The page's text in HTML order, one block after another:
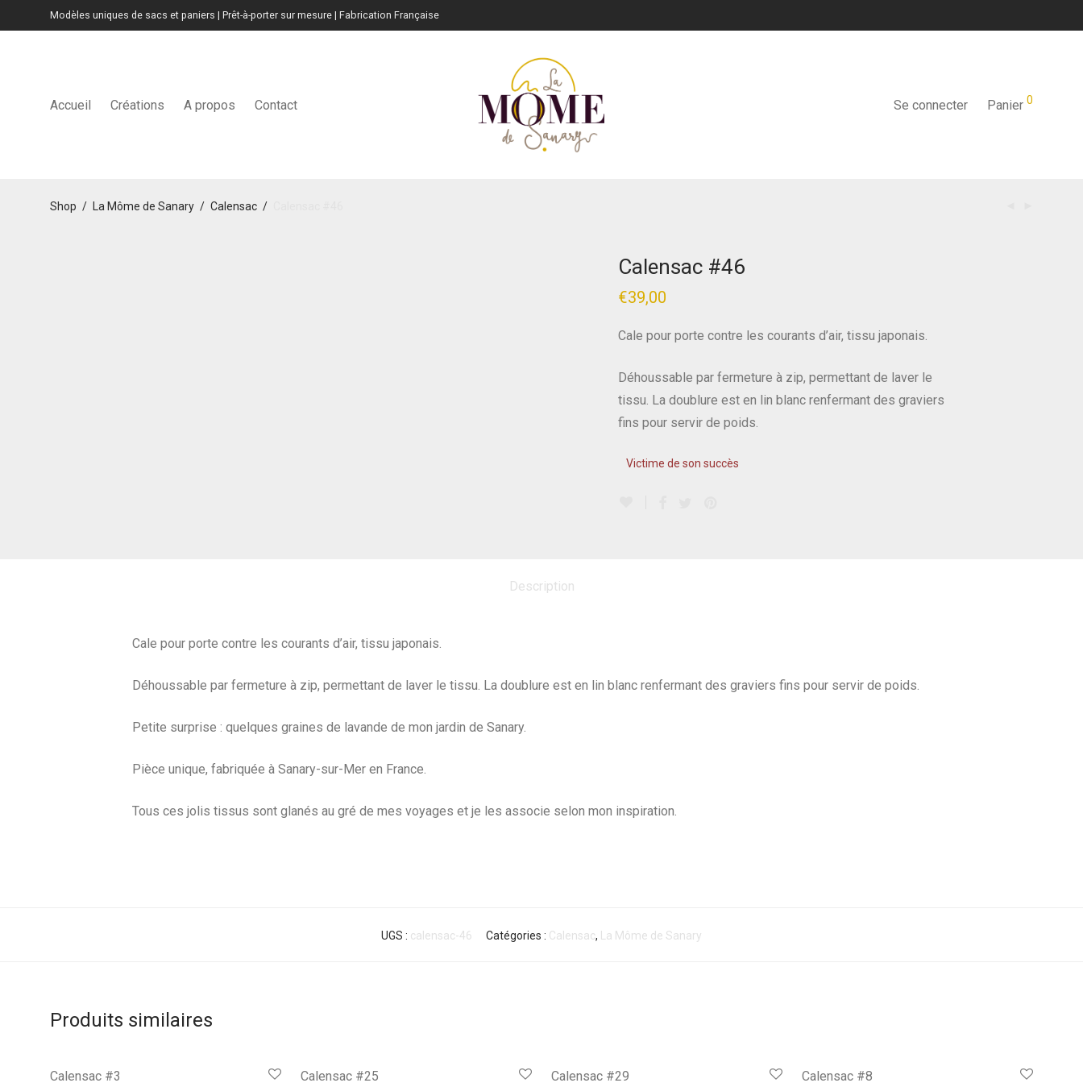
Modèles uniques de sacs et paniers | Prêt-à-porter sur mesure | Fabrication Française
Accueil Créations A propos Contact Se connecter Panier 0
Shop / La Môme de Sanary / Calensac /
Calensac #46
€39,00
Cale pour porte contre les courants d’air, tissu japonais.
Déhoussable par fermeture à zip, permettant de laver le
tissu. La doublure est en lin blanc renfermant des graviers
fins pour servir de poids.
Description
Cale pour porte contre les courants d’air, tissu japonais.
Déhoussable par fermeture à zip, permettant de laver le tissu. La doublure est en lin blanc renfermant des graviers fins pour servir de poids.
Petite surprise : quelques graines de lavande de mon jardin de Sanary.
Pièce unique, fabriquée à Sanary-sur-Mer en France.
Tous ces jolis tissus sont glanés au gré de mes voyages et je les associe selon mon inspiration.
UGS : calensac-46 Catégories : Calensac, La Môme de Sanary
Produits similaires
Calensac #3 Calensac #25 Calensac #29 Calensac #8